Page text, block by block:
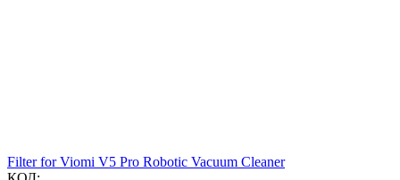
Filter for Viomi V5 Pro Robotic Vacuum Cleaner